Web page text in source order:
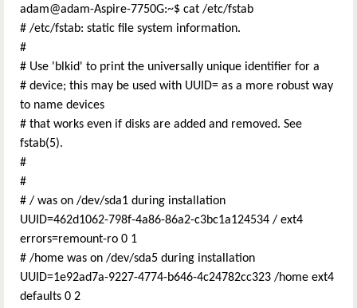
adam@adam-Aspire-7750G:~$ cat /etc/fstab
# /etc/fstab: static file system information.
#
# Use 'blkid' to print the universally unique identifier for a
# device; this may be used with UUID= as a more robust way
to name devices
# that works even if disks are added and removed. See
fstab(5).
#
#
# / was on /dev/sda1 during installation
UUID=462d1062-798f-4a86-86a2-c3bc1a124534 / ext4
errors=remount-ro 0 1
# /home was on /dev/sda5 during installation
UUID=1e92ad7a-9227-4774-b646-4c24782cc323 /home ext4
defaults 0 2